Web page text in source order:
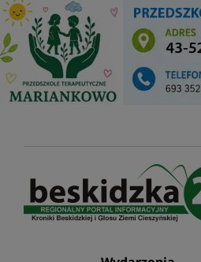
Przejdź
do
treści